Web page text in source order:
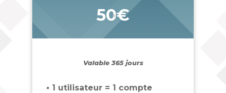
50€
_
Valable 365 jours
▪ 1 utilisateur = 1 compte